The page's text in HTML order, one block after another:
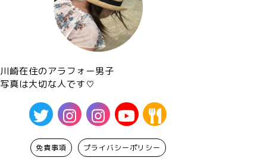
川崎在住のアラフォー男子
写真は大切な人です♡
免責事項 プライバシーポリシー